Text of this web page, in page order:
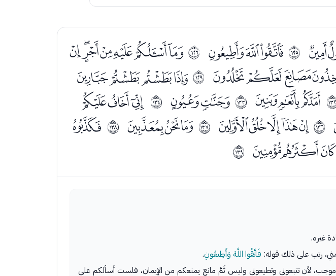
ﱼ ﯓﯔﯕ ﱽﯗﯘﯙﯚﯛﯜﯝ
ﲀﯯﯰﯱﯲ
ﯾﯿﰀ ﲄ ﰂﰃ ﲅ ﰅﰆﰇ
ﲇﭑﭒﭓﭔﭕ ﲈ ﭗﭘﭙ ﲉ ﭛ
ﲊ
غيره.
مني، رتب على ذلك قوله: فَاتَّقُوا اللَّهَ وَأَطِيعُونِ.
موجب، لأن تتبعوني وتطيعوني وليس ثَمَّ مانع يمنعكم من الإيمان، فلست أسألكم على